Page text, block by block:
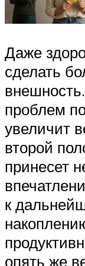
Даже
сделать
проблем
увеличит
второй
принесет
к
опять же